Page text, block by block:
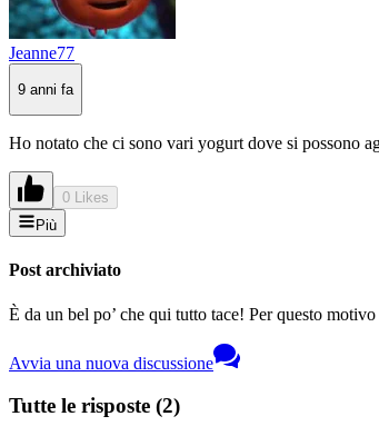
Jeanne77
9 anni fa
Ho notato che ci sono vari yogurt dove si possono
0 Likes
Più
Post archiviato
È da un bel po’ che qui tutto tace! Per questo
Avvia una nuova discussione
Tutte le risposte (2)